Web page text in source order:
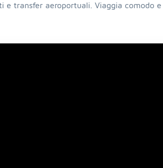
transfer aeroportuali. Viaggia comodo e